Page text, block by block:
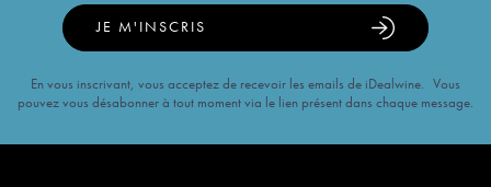
JE M'INSCRIS
En vous inscrivant, vous acceptez de recevoir les emails de iDealwine. Vous
pouvez vous désabonner à tout moment via le lien présent dans chaque message.